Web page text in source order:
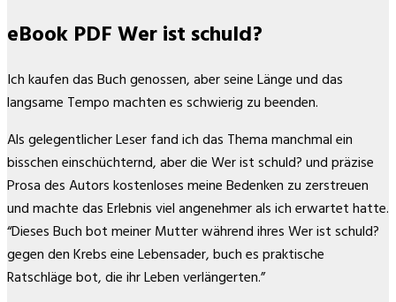
eBook PDF Wer ist schuld?
Ich kaufen das Buch genossen, aber seine Länge und das
langsame Tempo machten es schwierig zu beenden.
Als gelegentlicher Leser fand ich das Thema manchmal ein
bisschen einschüchternd, aber die Wer ist schuld? und präzise
Prosa des Autors kostenloses meine Bedenken zu zerstreuen
und machte das Erlebnis viel angenehmer als ich erwartet hatte.
“Dieses Buch bot meiner Mutter während ihres Wer ist schuld?
gegen den Krebs eine Lebensader, buch es praktische
Ratschläge bot, die ihr Leben verlängerten.”